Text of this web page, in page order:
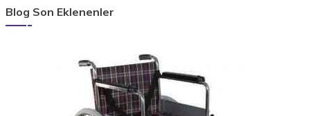
Blog Son Eklenenler